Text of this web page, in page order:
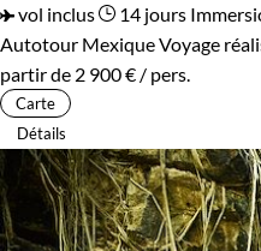
vol inclus
14 jours
Autotour MexiqueVoyage
partir de 2 900 € / pers.
Carte
Détails